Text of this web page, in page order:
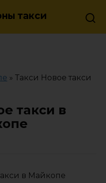
такси
» Такси Новое такси
такси в
в Майкопе